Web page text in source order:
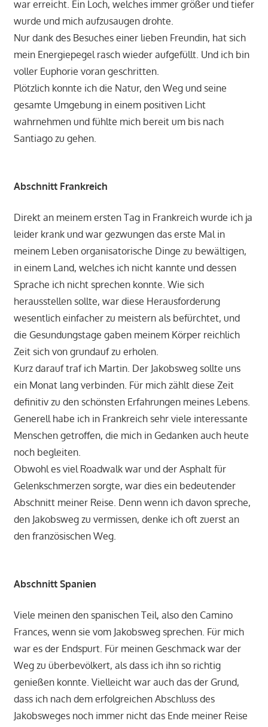
war erreicht. Ein Loch, welches immer größer und tiefer
wurde und mich aufzusaugen drohte.
Nur dank des Besuches einer lieben Freundin, hat sich
mein Energiepegel rasch wieder aufgefüllt. Und ich bin
voller Euphorie voran geschritten.
Plötzlich konnte ich die Natur, den Weg und seine
gesamte Umgebung in einem positiven Licht
wahrnehmen und fühlte mich bereit um bis nach
Santiago zu gehen.
Abschnitt Frankreich
Direkt an meinem ersten Tag in Frankreich wurde ich ja
leider krank und war gezwungen das erste Mal in
meinem Leben organisatorische Dinge zu bewältigen,
in einem Land, welches ich nicht kannte und dessen
Sprache ich nicht sprechen konnte. Wie sich
herausstellen sollte, war diese Herausforderung
wesentlich einfacher zu meistern als befürchtet, und
die Gesundungstage gaben meinem Körper reichlich
Zeit sich von grundauf zu erholen.
Kurz darauf traf ich Martin. Der Jakobsweg sollte uns
ein Monat lang verbinden. Für mich zählt diese Zeit
definitiv zu den schönsten Erfahrungen meines Lebens.
Generell habe ich in Frankreich sehr viele interessante
Menschen getroffen, die mich in Gedanken auch heute
noch begleiten.
Obwohl es viel Roadwalk war und der Asphalt für
Gelenkschmerzen sorgte, war dies ein bedeutender
Abschnitt meiner Reise. Denn wenn ich davon spreche,
den Jakobsweg zu vermissen, denke ich oft zuerst an
den französischen Weg.
Abschnitt Spanien
Viele meinen den spanischen Teil, also den Camino
Frances, wenn sie vom Jakobsweg sprechen. Für mich
war es der Endspurt. Für meinen Geschmack war der
Weg zu überbevölkert, als dass ich ihn so richtig
genießen konnte. Vielleicht war auch das der Grund,
dass ich nach dem erfolgreichen Abschluss des
Jakobsweges noch immer nicht das Ende meiner Reise